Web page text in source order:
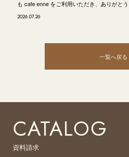
も cafe enne をご利用いただき、ありがと
2026.07.26
一覧へ戻る
CATALOG
資料請求